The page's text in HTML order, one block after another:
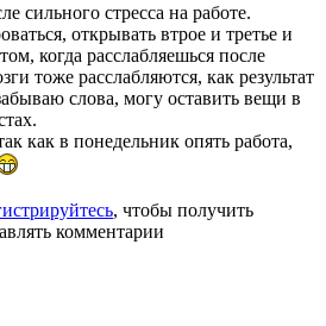
сильного стресса на работе.
открывать втрое и третье и
когда расслабляешься после
тоже расслабляются, как результат
слова, могу оставить вещи в
как в понедельник опять работа,
, чтобы получить
комментарии